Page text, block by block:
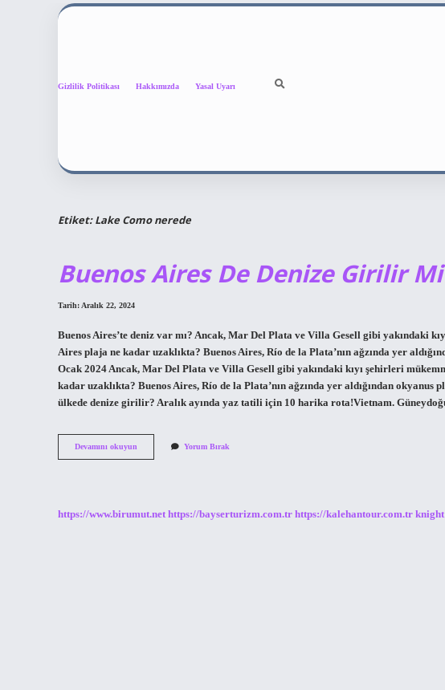
Gizlilik Politikası Hakkımızda Yasal Uyarı
Etiket:Lake Como nerede
Buenos Aires De Denize Girilir Mi
Tarih: Aralık 22, 2024
Buenos Aires’te deniz var mı? Ancak, Mar Del Plata ve Villa Gesell gibi yakındaki
Aires plaja ne kadar uzaklıkta? Buenos Aires, Río de la Plata’nın ağzında yer
Ocak 2024 Ancak, Mar Del Plata ve Villa Gesell gibi yakındaki kıyı şehirleri
kadar uzaklıkta? Buenos Aires, Río de la Plata’nın ağzında yer aldığından
ülkede denize girilir? Aralık ayında yaz tatili için 10 harika rota!Vietnam.
Devamını okuyun
Aires
Yorum Bırak
https://www.birumut.net https://bayserturizm.com.tr https://kalehantour.com.tr